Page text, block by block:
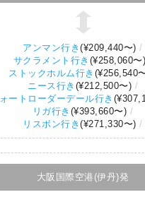
アンマン行き(¥209,440〜)
サクラメント行き (¥258,060〜)
ストックホルム行き (¥256,540
ニース行き (¥212,500〜)
ートローダーデール行き (
リガ行き (¥393,660〜)
リスボン行き(¥271,330〜)
大阪国際空港(伊丹)発